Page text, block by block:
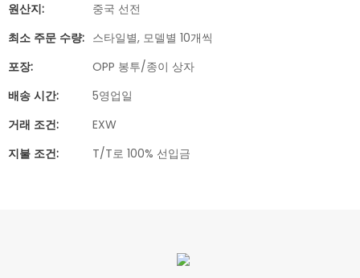
원산지:
중국 선전
최소 주문 수량: 스타일별, 모델별 10개씩
포장:
OPP 봉투/종이 상자
배송 시간:
5영업일
거래 조건:
EXW
지불 조건:
T/T로 100% 선입금